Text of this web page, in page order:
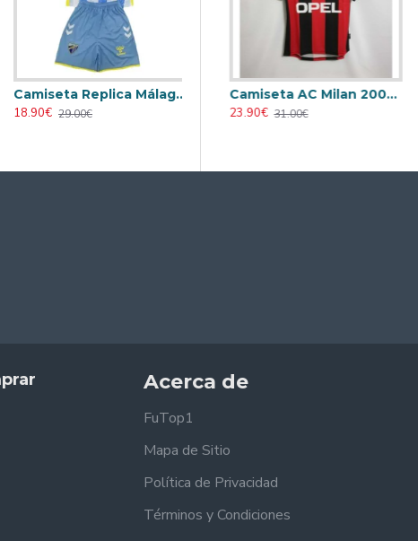
Camiseta Replica Málaga Primera Equipación 2024/25 Equipación
18.90€
29.00€
Camiseta AC Milan 1998/1999 Local Retro
23.90€ 31.00€
Camiseta AC Milan 2000/2001 Local Retro
23.90€ 31.00€
Acerca de
FuTop1
Mapa de Sitio
Política de Privacidad
Términos y Condiciones